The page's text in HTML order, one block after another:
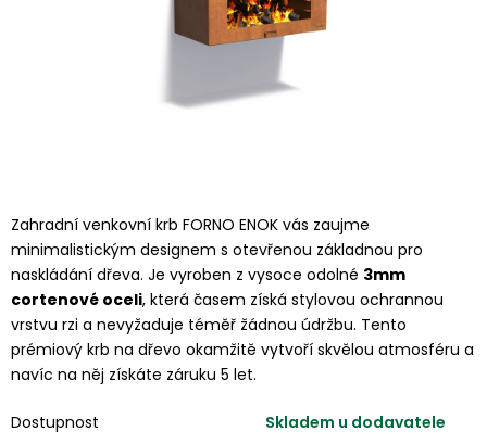
Zahradní venkovní krb FORNO ENOK vás zaujme
minimalistickým designem s otevřenou základnou pro
naskládání dřeva. Je vyroben z vysoce odolné 3mm
cortenové oceli, která časem získá stylovou ochrannou
vrstvu rzi a nevyžaduje téměř žádnou údržbu. Tento
prémiový krb na dřevo okamžitě vytvoří skvělou atmosféru a
navíc na něj získáte záruku 5 let.
Dostupnost
Skladem u dodavatele